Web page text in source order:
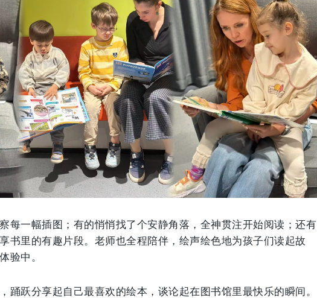
每一幅插图；有的悄悄找了个安静角落，全神贯注开始阅读；还有
书里的有趣片段。老师也全程陪伴，绘声绘色地为孩子们读起故
验中。
踊跃分享起自己最喜欢的绘本，谈论起在图书馆里最快乐的瞬间。